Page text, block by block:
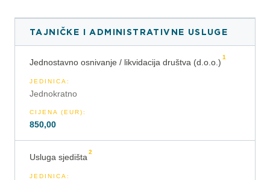
TAJNIČKE I ADMINISTRATIVNE USLUGE
Jednostavno osnivanje / likvidacija društva (d.o.o.)
1
JEDINICA :
Jednokratno
CIJENA (EUR):
850,00
Usluga sjedišta
2
JEDINICA :